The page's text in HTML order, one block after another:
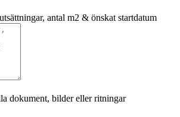
antal m2 & önskat startdatum
dokument, bilder eller ritningar